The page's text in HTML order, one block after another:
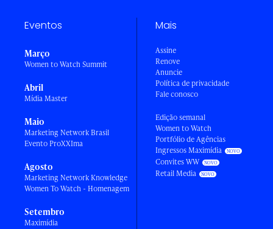
Eventos
Março
Women to Watch Summit
Abril
Mídia Master
Maio
Marketing Network Brasil
Evento ProXXIma
Agosto
Marketing Network Knowledge
Women To Watch - Homenagem
Setembro
Maximídia
Mais
Assine
Renove
Anuncie
Política de privacidade
Fale conosco
Edição semanal
Women to Watch
Portfólio de Agências
Ingressos Maximídia
Convites WW
Retail Media